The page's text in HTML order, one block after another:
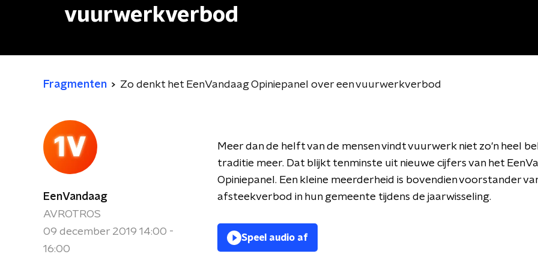
vuurwerkverbod
Fragmenten Zo denkt het EenVandaag Opiniepanel over een vuurwerkverbod
EenVandaag
AVROTROS
09 december 2019 14:00 -
16:00
Meer dan de helft van de mensen vindt vuurwerk niet zo'n heel
traditie meer. Dat blijkt tenminste uit nieuwe cijfers van het
Opiniepanel. Een kleine meerderheid is bovendien voorstander
afsteekverbod in hun gemeente tijdens de jaarwisseling.
Speel audio af